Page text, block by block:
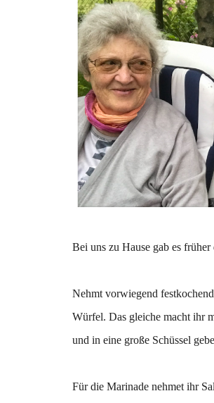
Bei uns zu Hause gab es
Nehmt vorwiegend
Würfel. Das gleiche macht ihr
und in eine große Schüssel
Für die Marinade nehmet ihr